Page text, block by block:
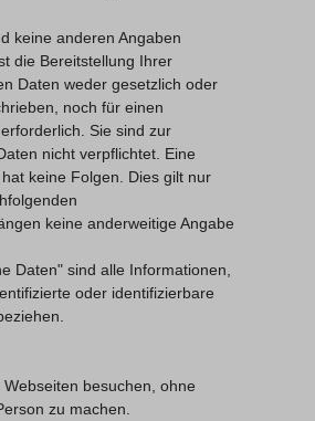
keine anderen Angaben
die Bereitstellung Ihrer
Daten weder gesetzlich oder
noch für einen
Sie sind zur
nicht verpflichtet. Eine
keine Folgen. Dies gilt nur
keine anderweitige Angabe
Daten" sind alle Informationen,
oder identifizierbare
besuchen, ohne
zu machen.